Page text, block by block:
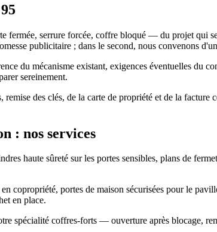
serrure forcée, coffre bloqué — du projet qui
publicitaire ; dans le second, nous convenons
du mécanisme existant, exigences éventuelles du
sereinement.
des clés, de la carte de propriété et de la
: nos services
haute sûreté sur les portes sensibles, plans de
copropriété, portes de maison sécurisées pour le
en place.
spécialité coffres-forts — ouverture après blocage,